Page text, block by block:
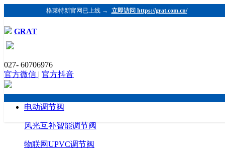
格莱特新官网已上线 → 立即访问 https://grat.com.cn/
GRAT
027- 60706976
官方微信 | 官方抖音
电动调节阀
风光互补智能调节阀
物联网UPVC调节阀
新品抢先看 | 智能型电动执行器
发布时间：2021-11-17 浏览：1040 格莱特控制阀
（https://www.grat.com.cn/）